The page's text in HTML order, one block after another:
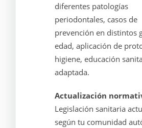
diferentes patologías
periodontales, casos de
prevención en distintos
edad, aplicación de
higiene, educación
adaptada.
Actualización
Legislación sanitaria
según tu comunidad